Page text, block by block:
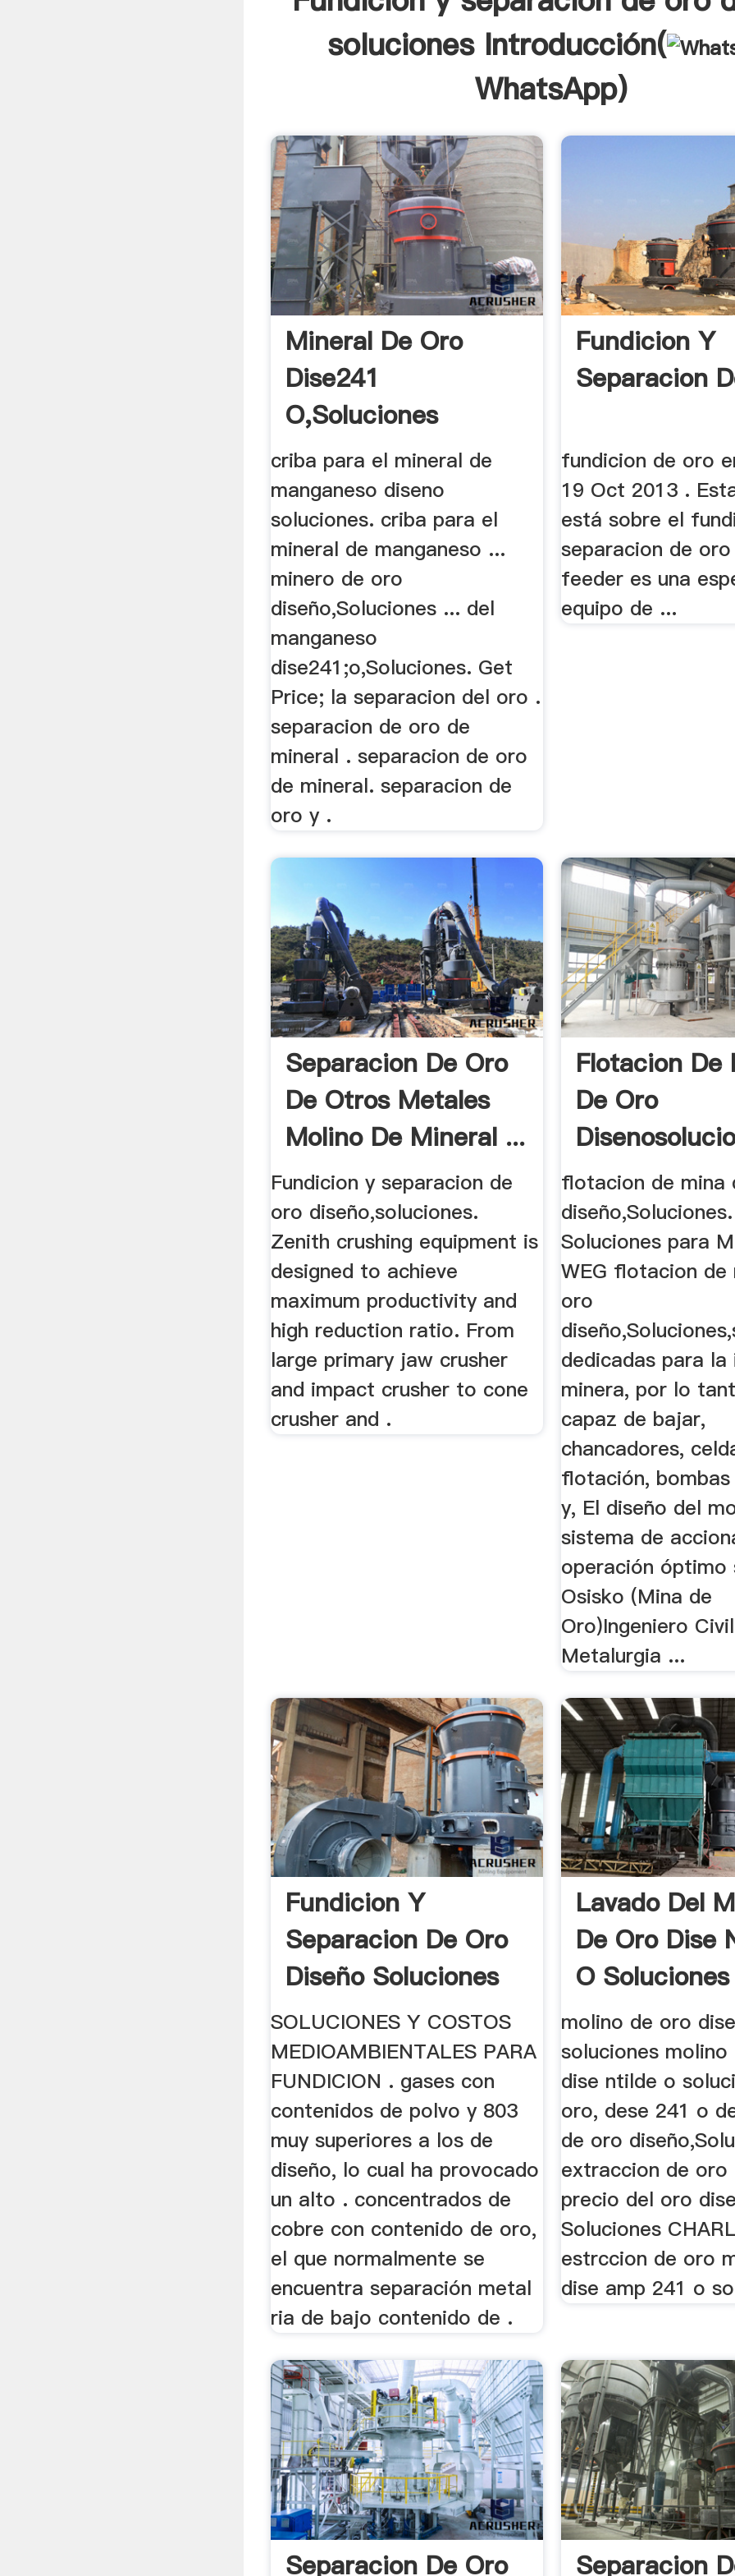
soluciones Introducción(
WhatsApp)
Mineral De Oro
Dise241
O,Soluciones
Flexplek Enzo
criba para el mineral de
manganeso diseno
soluciones. criba para el
mineral de manganeso ...
minero de oro
diseño,Soluciones ... del
manganeso
dise241;o,Soluciones. Get
Price; la separacion del oro .
separacion de oro de
mineral . separacion de oro
de mineral. separacion de
oro y .
Fundicion Y
Separacion
fundicion de oro
19 Oct 2013 .
está sobre el
separacion de
feeder es una
equipo de ...
Separacion De Oro
De Otros Metales
Molino De Mineral ...
Fundicion y separacion de
oro diseño,soluciones.
Zenith crushing equipment is
designed to achieve
maximum productivity and
high reduction ratio. From
large primary jaw crusher
and impact crusher to cone
crusher and .
Flotacion De
De Oro
flotacion de mina
diseño,Soluciones.
Soluciones para
WEG flotacion de
oro
dedicadas para la
minera, por lo
capaz de bajar,
chancadores,
flotación,
y, El diseño del
sistema de
operación óptimo
Osisko (Mina de
Oro)Ingeniero
Metalurgia ...
Fundicion Y
Separacion De Oro
Diseño Soluciones
SOLUCIONES Y COSTOS
MEDIOAMBIENTALES PARA
FUNDICION . gases con
contenidos de polvo y 803
muy superiores a los de
diseño, lo cual ha provocado
un alto . concentrados de
cobre con contenido de oro,
el que normalmente se
encuentra separación metal
ria de bajo contenido de .
Lavado Del
De Oro Dise
O Soluciones
molino de oro
soluciones
dise ntilde o
oro, dese 241 o
de oro
extraccion de oro
precio del oro
Soluciones
estrccion de oro
dise amp 241 o
Separacion De Oro Separacion